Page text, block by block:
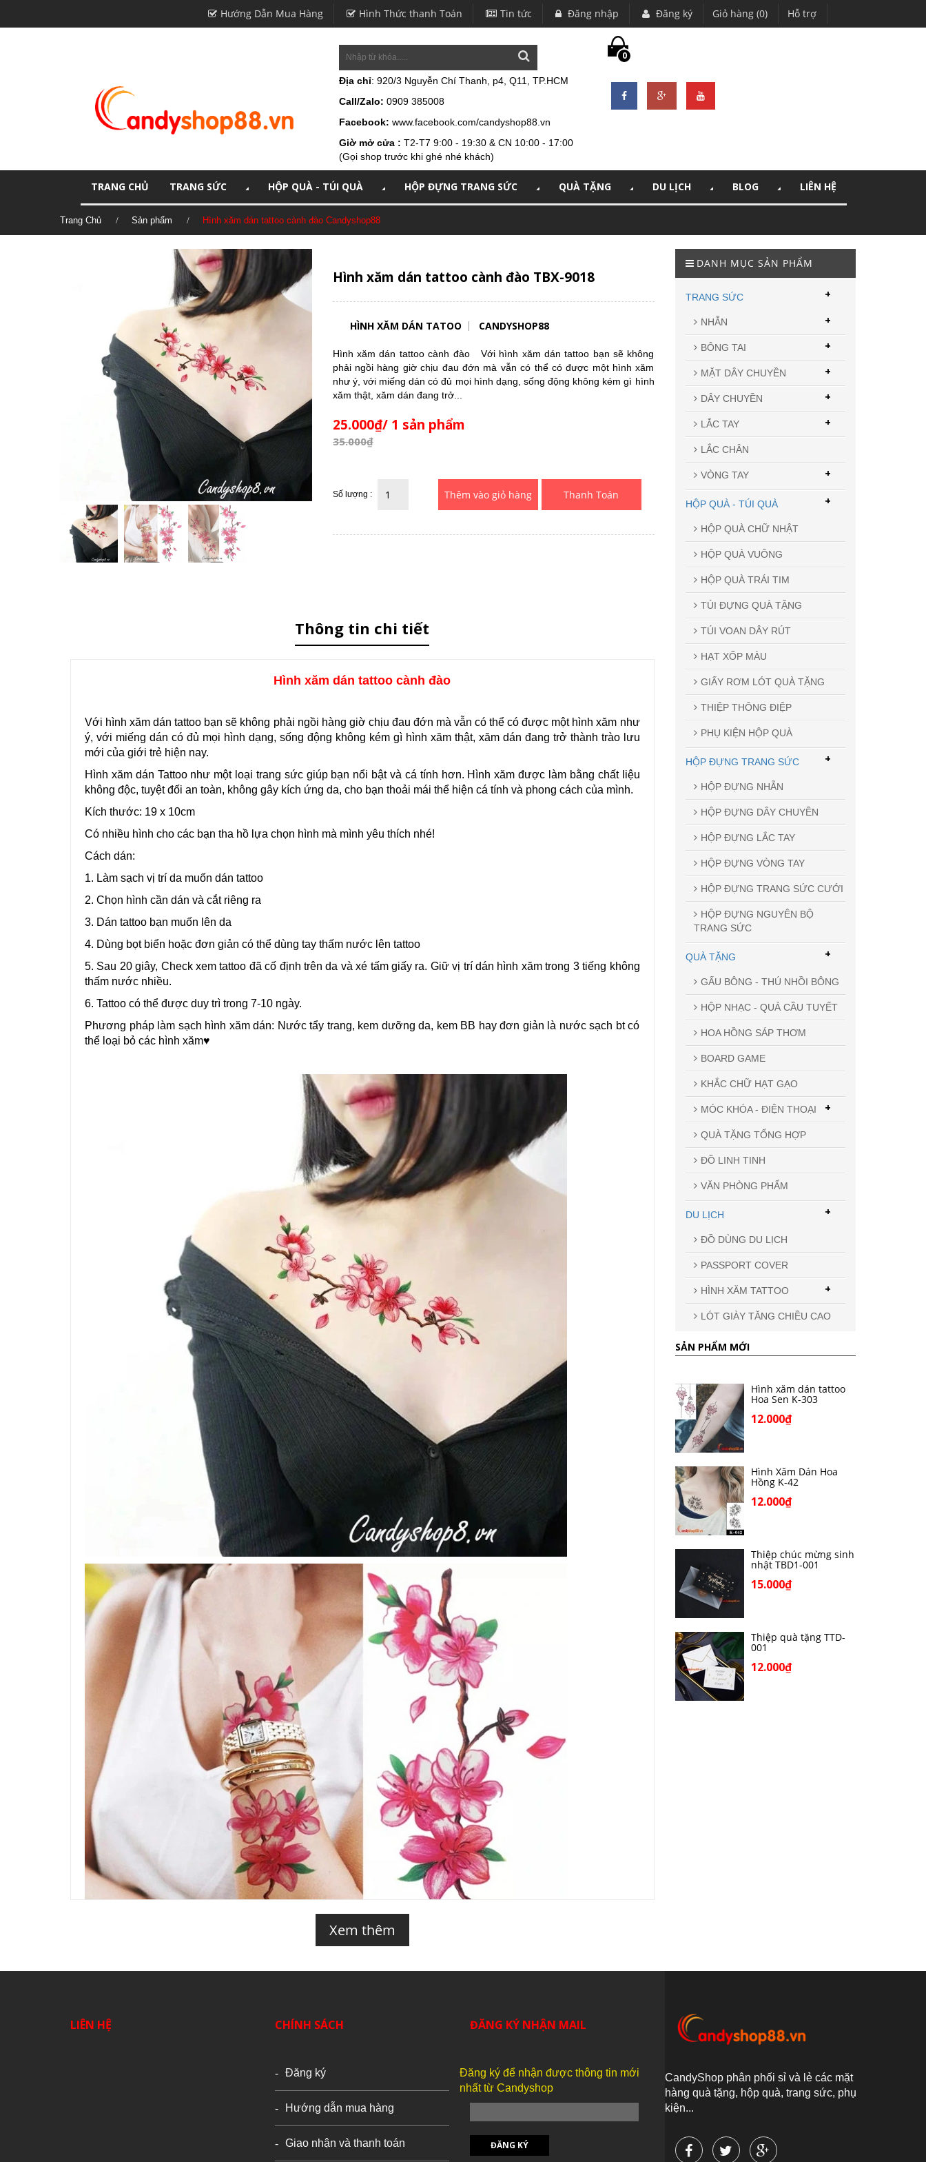
Hướng Dẫn Mua Hàng Hình Thức thanh Toán Tin tức Đăng nhập Đăng ký Giỏ hàng (0) Hỗ trợ
Địa chỉ: 920/3 Nguyễn Chí Thanh, p4, Q11, TP.HCM
Call/Zalo: 0909 385008
Facebook: www.facebook.com/candyshop88.vn
Giờ mở cửa : T2-T7 9:00 - 19:30 & CN 10:00 - 17:00
(Gọi shop trước khi ghé nhé khách)
0
TRANG CHỦ TRANG SỨC HỘP QUÀ - TÚI QUÀ HỘP ĐỰNG TRANG SỨC QUÀ TẶNG DU LỊCH BLOG LIÊN HỆ
Trang Chủ Sản phẩm Hình xăm dán tattoo cành đào Candyshop88
Hình xăm dán tattoo cành đào TBX-9018
HÌNH XĂM DÁN TATOO CANDYSHOP88
Hình xăm dán tattoo cành đào Với hình xăm dán tattoo bạn sẽ không
phải ngồi hàng giờ chịu đau đớn mà vẫn có thể có được một hình xăm
như ý, với miếng dán có đủ mọi hình dạng, sống động không kém gì hình
xăm thật, xăm dán đang trở...
25.000₫/ 1 sản phẩm
35.000₫
Số lượng : Thanh Toán
Thông tin chi tiết
Hình xăm dán tattoo cành đào
Với hình xăm dán tattoo bạn sẽ không phải ngồi hàng giờ chịu đau đớn mà vẫn có thể có được một hình xăm như
ý, với miếng dán có đủ mọi hình dạng, sống động không kém gì hình xăm thật, xăm dán đang trở thành trào lưu
mới của giới trẻ hiện nay.
Hình xăm dán Tattoo như một loại trang sức giúp bạn nổi bật và cá tính hơn. Hình xăm được làm bằng chất liệu
không độc, tuyệt đối an toàn, không gây kích ứng da, cho bạn thoải mái thể hiện cá tính và phong cách của mình.
Kích thước: 19 x 10cm
Có nhiều hình cho các bạn tha hồ lựa chọn hình mà mình yêu thích nhé!
Cách dán:
1. Làm sạch vị trí da muốn dán tattoo
2. Chọn hình cần dán và cắt riêng ra
3. Dán tattoo bạn muốn lên da
4. Dùng bọt biển hoặc đơn giản có thể dùng tay thấm nước lên tattoo
5. Sau 20 giây, Check xem tattoo đã cố định trên da và xé tấm giấy ra. Giữ vị trí dán hình xăm trong 3 tiếng không
thấm nước nhiều.
6. Tattoo có thể được duy trì trong 7-10 ngày.
Phương pháp làm sạch hình xăm dán: Nước tẩy trang, kem dưỡng da, kem BB hay đơn giản là nước sạch bt có
thể loại bỏ các hình xăm♥
Xem thêm
DANH MỤC SẢN PHẨM
TRANG SỨC
NHẪN +
BÔNG TAI +
MẶT DÂY CHUYỀN +
DÂY CHUYỀN +
LẮC TAY +
LẮC CHÂN
VÒNG TAY +
+
HỘP QUÀ - TÚI QUÀ
HỘP QUÀ CHỮ NHẬT
HỘP QUÀ VUÔNG
HỘP QUÀ TRÁI TIM
TÚI ĐỰNG QUÀ TẶNG
TÚI VOAN DÂY RÚT
HẠT XỐP MÀU
GIẤY RƠM LÓT QUÀ TẶNG
THIỆP THÔNG ĐIỆP
PHỤ KIỆN HỘP QUÀ
+
HỘP ĐỰNG TRANG SỨC
HỘP ĐỰNG NHẪN
HỘP ĐỰNG DÂY CHUYỀN
HỘP ĐỰNG LẮC TAY
HỘP ĐỰNG VÒNG TAY
HỘP ĐỰNG TRANG SỨC CƯỚI
HỘP ĐỰNG NGUYÊN BỘ
TRANG SỨC
+
QUÀ TẶNG
GẤU BÔNG - THÚ NHỒI BÔNG
HỘP NHẠC - QUẢ CẦU TUYẾT
HOA HỒNG SÁP THƠM
BOARD GAME
KHẮC CHỮ HẠT GẠO
MÓC KHÓA - ĐIỆN THOẠI +
QUÀ TẶNG TỔNG HỢP
ĐỒ LINH TINH
VĂN PHÒNG PHẨM
+
DU LỊCH
ĐỒ DÙNG DU LỊCH
PASSPORT COVER
HÌNH XĂM TATTOO +
LÓT GIÀY TĂNG CHIỀU CAO
+
SẢN PHẨM MỚI
Hình xăm dán tattoo
Hoa Sen K-303
12.000₫
Hình Xăm Dán Hoa
Hồng K-42
12.000₫
Thiệp chúc mừng sinh
nhật TBD1-001
15.000₫
Thiệp quà tặng TTD-
001
12.000₫
LIÊN HỆ CHÍNH SÁCH
Đăng ký
Hướng dẫn mua hàng
Giao nhận và thanh toán
ĐĂNG KÝ NHẬN MAIL
Đăng ký để nhận được thông tin mới
nhất từ Candyshop
ĐĂNG KÝ
CandyShop phân phối sỉ và lẻ các mặt
hàng quà tặng, hộp quà, trang sức, phụ
kiện...